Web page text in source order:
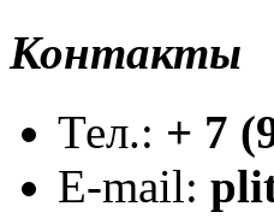
Контакты
Тел.: + 7
E-mail: